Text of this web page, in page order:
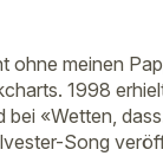
ohne meinen
1998
bei «Wetten,
Song